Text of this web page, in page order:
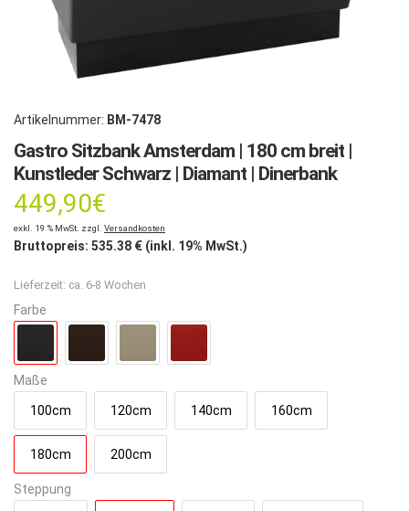
Artikelnummer: BM-7478
Gastro Sitzbank Amsterdam | 180 cm breit |
Kunstleder Schwarz | Diamant | Dinerbank
449,90€
exkl. 19 % MwSt. zzgl. Versandkosten
Bruttopreis: 535.38 € (inkl. 19% MwSt.)
Lieferzeit: ca. 6-8 Wochen
Farbe
Maße
100cm 120cm 140cm 160cm
180cm 200cm
Steppung